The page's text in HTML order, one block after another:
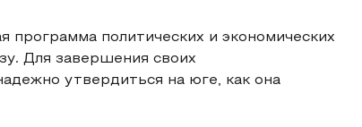
политических и экономических
Для завершения своих
утвердиться на юге, как она